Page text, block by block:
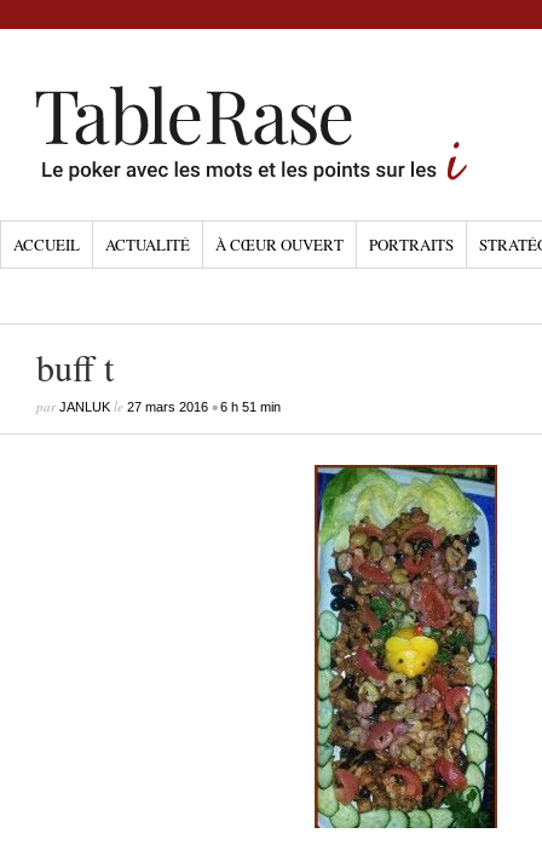
ACCUEIL ACTUALITÉ À CŒUR OUVERT PORTRAITS
buff t
parJANLUK le 27 mars 2016 •6 h 51 min